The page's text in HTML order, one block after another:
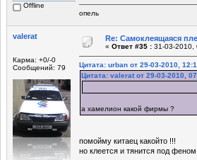
Offline
опель
valerat
Карма: +0/-0
Сообщений: 79
Re: Самоклеящаяся
« Ответ #35 : 31-03-2010,
Цитата: urban от 29-03-2010,
Цитата: valerat от 29-03-2010,
а хамелион какой фирмы ?
помойму китаец какойто !!!
но клеется и тянится под